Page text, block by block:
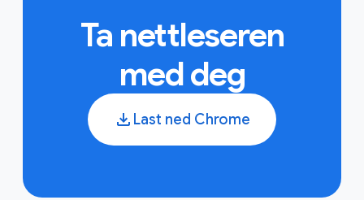
Ta nettleseren
med deg
Last ned Chrome